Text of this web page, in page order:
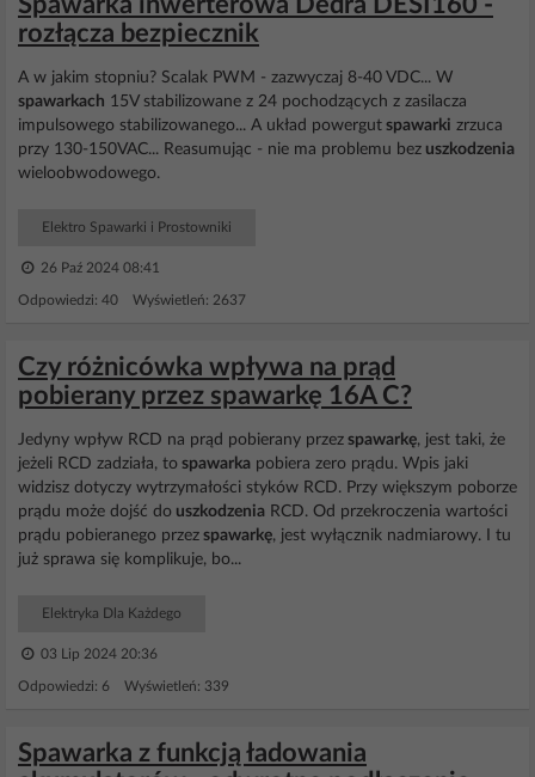
rozłącza bezpiecznik
A w jakim stopniu? Scalak PWM - zazwyczaj 8-40 VDC... W
spawarkach 15V stabilizowane z 24 pochodzących z zasilacza
impulsowego stabilizowanego... A układ powergut spawarki zrzuca
przy 130-150VAC... Reasumując - nie ma problemu bez uszkodzenia
wieloobwodowego.
Elektro Spawarki i Prostowniki
26 Paź 2024 08:41
Odpowiedzi: 40 Wyświetleń: 2637
Czy różnicówka wpływa na prąd
pobierany przez spawarkę 16A C?
Jedyny wpływ RCD na prąd pobierany przez spawarkę, jest taki, że
jeżeli RCD zadziała, to spawarka pobiera zero prądu. Wpis jaki
widzisz dotyczy wytrzymałości styków RCD. Przy większym poborze
prądu może dojść do uszkodzenia RCD. Od przekroczenia wartości
prądu pobieranego przez spawarkę, jest wyłącznik nadmiarowy. I tu
już sprawa się komplikuje, bo...
Elektryka Dla Każdego
03 Lip 2024 20:36
Odpowiedzi: 6 Wyświetleń: 339
Spawarka z funkcją ładowania